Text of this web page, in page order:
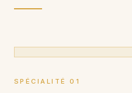
SPÉCIALITÉ 01